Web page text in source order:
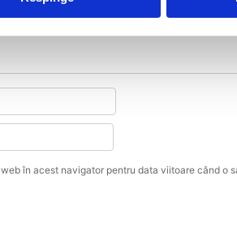
în acest navigator pentru data viitoare când o